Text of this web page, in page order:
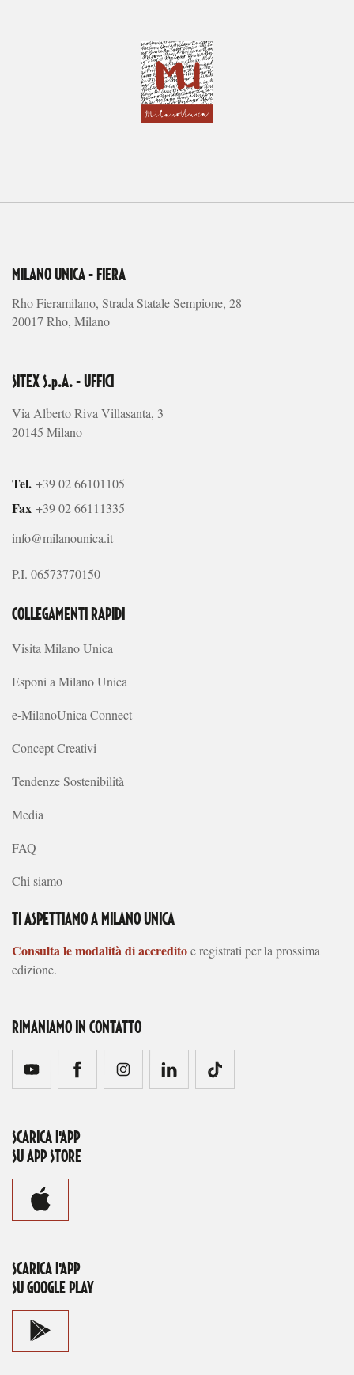
MILANO UNICA - FIERA
Rho Fieramilano, Strada Statale Sempione, 28
20017 Rho, Milano
SITEX S.p.A. - UFFICI
Via Alberto Riva Villasanta, 3
20145 Milano
Tel. +39 02 66101105
Fax +39 02 66111335
info@milanounica.it
P.I. 06573770150
COLLEGAMENTI RAPIDI
Visita Milano Unica
Esponi a Milano Unica
e-MilanoUnica Connect
Concept Creativi
Tendenze Sostenibilità
Media
FAQ
Chi siamo
TI ASPETTIAMO A MILANO UNICA
Consulta le modalità di accreditoe registrati per la prossima
edizione.
RIMANIAMO IN CONTATTO
SCARICA l'APP
SU APP STORE
SCARICA l'APP
SU GOOGLE PLAY